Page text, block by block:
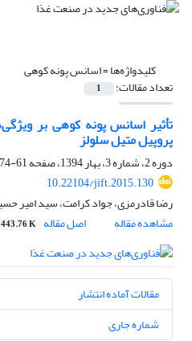
کلیدواژه‌ها =اسانس پونه کوهی
تعداد مقالات: 1
تأثیر اسانس پونه کوهی بر
پروپیل متیل سلولز
دوره 2، شماره 3، بهار 1394، صفحه
61-74
10.22104/jift.2015.130
رضا قادرمزی، جواد کرامت، سید امیر
مشاهده مقاله
اصل مقاله 443.76 K
مقالات آماده انتشار
شماره جاری